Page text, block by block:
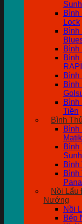
Bình
Lock
Bình
Bình
Bình
Bình
Bình
Bình
Tiền
Bình
Bình
Bình
Bình
Bình
Nồi Lẩu
Nướng
Nồi
Bếp